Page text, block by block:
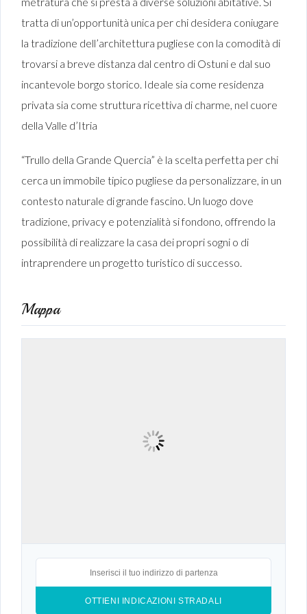
tratta di un’opportunità unica per chi desidera coniugare
la tradizione dell’architettura pugliese con la comodità di
trovarsi a breve distanza dal centro di Ostuni e dal suo
incantevole borgo storico. Ideale sia come residenza
privata sia come struttura ricettiva di charme, nel cuore
della Valle d’Itria
“Trullo della Grande Quercia” è la scelta perfetta per chi
cerca un immobile tipico pugliese da personalizzare, in un
contesto naturale di grande fascino. Un luogo dove
tradizione, privacy e potenzialità si fondono, offrendo la
possibilità di realizzare la casa dei propri sogni o di
intraprendere un progetto turistico di successo.
Mappa